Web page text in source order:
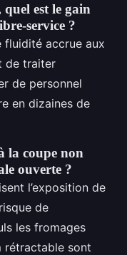
quel est le gain
service ?
fluidité accrue aux
de traiter
de personnel
en dizaines de
la coupe non
ouverte ?
l’exposition de
de
les fromages
rétractable sont